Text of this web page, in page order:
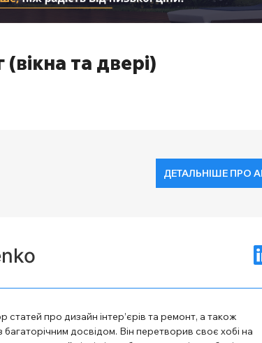
та двері)
ДЕТАЛЬНІШЕ ПРО
про дизайн інтер’єрів та ремонт, а також
досвідом. Він перетворив своє хобі на